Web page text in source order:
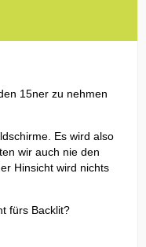
15ner zu nehmen
Es wird also
wir auch nie den
Hinsicht wird nichts
fürs Backlit?